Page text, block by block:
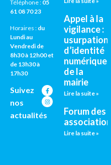
Téléphone : 05
61 08 70 23
Horaires : du
Lundi au
Vendredi de
8h30 à 12h00 et
de 13h30 à
17h30
Suivez
nos
actualités
Appel à la
vigilance :
usurpation
d’identité
numérique
de la
mairie
Lire la suite »
Forum des
associations
Lire la suite »